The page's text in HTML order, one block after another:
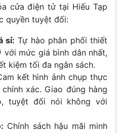
cửa điện tử tại Hiếu Tạp
quyền tuyệt đối:
sỉ: Tự hào phân phối thiết
với mức giá bình dân nhất,
kiệm tối đa ngân sách.
kết hình ảnh chụp thực
xác. Giao đúng hàng
tuyệt đối nói không với
Chính sách hậu mãi minh